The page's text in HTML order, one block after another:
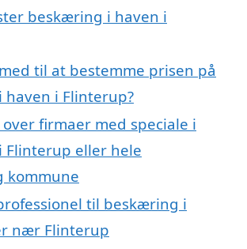
beskæring i haven i
til at bestemme prisen på
i Flinterup?
firmaer med speciale i
eller hele
kommune
til beskæring i
nær Flinterup